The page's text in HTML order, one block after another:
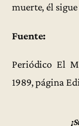
muerte, él
Fuente:
Periódico El
1989, página